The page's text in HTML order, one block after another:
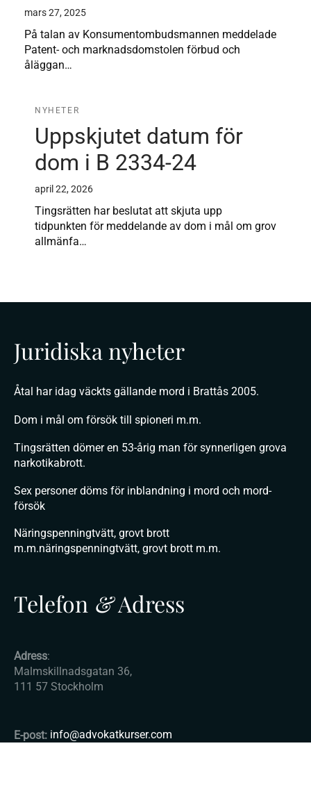
mars 27, 2025
På talan av Konsumentombudsmannen meddelade
Patent- och marknadsdomstolen förbud och
åläggan…
NYHETER
Uppskjutet datum för
dom i B 2334-24
april 22, 2026
Tingsrätten har beslutat att skjuta upp
tidpunkten för meddelande av dom i mål om grov
allmänfa…
Juridiska nyheter
Åtal har idag väckts gällande mord i Brattås 2005.
Dom i mål om försök till spioneri m.m.
Tingsrätten dömer en 53-årig man för synnerligen grova
narkotikabrott.
Sex personer döms för inblandning i mord och mord-
försök
Näringspenningtvätt, grovt brott
m.m.näringspenningtvätt, grovt brott m.m.
Telefon &Adress
Adress:
Malmskillnadsgatan 36,
111 57 Stockholm
E-post: info@advokatkurser.com